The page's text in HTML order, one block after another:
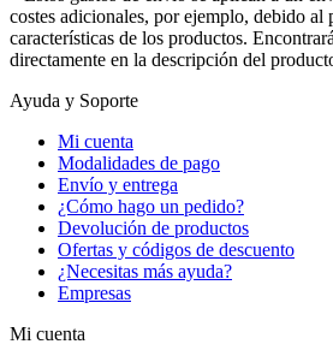
costes adicionales, por ejemplo, debido al
características de los productos.
directamente en la descripción del
Ayuda y Soporte
Mi cuenta
Modalidades de pago
Envío y entrega
¿Cómo hago un pedido?
Devolución de productos
Ofertas y códigos de descuento
¿Necesitas más ayuda?
Empresas
Mi cuenta